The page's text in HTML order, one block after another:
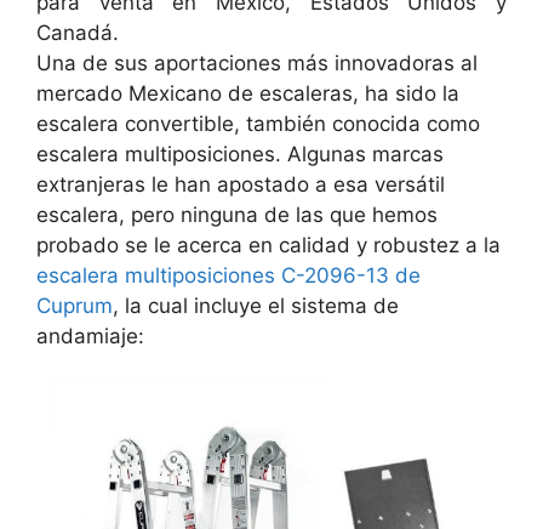
Canadá.
Una de sus aportaciones más innovadoras al
mercado Mexicano de escaleras, ha sido la
escalera convertible, también conocida como
escalera multiposiciones. Algunas marcas
extranjeras le han apostado a esa versátil
escalera, pero ninguna de las que hemos
probado se le acerca en calidad y robustez a la
escalera multiposiciones C-2096-13 de
Cuprum, la cual incluye el sistema de
andamiaje: